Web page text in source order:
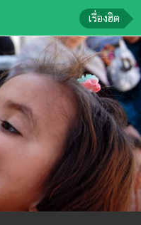
เรื่องฮิต